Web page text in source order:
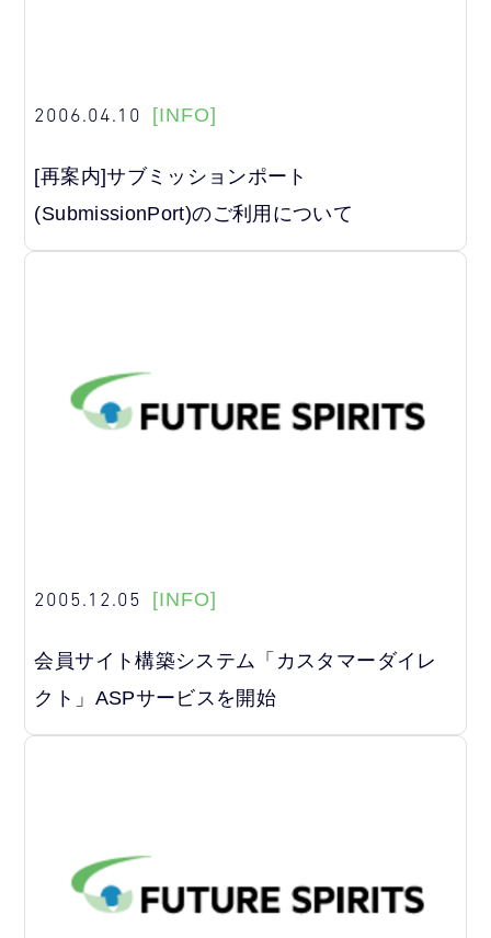
2006.04.10 [INFO]
[再案内]サブミッションポート
(SubmissionPort)のご利用について
2005.12.05 [INFO]
会員サイト構築システム「カスタマーダイレ
クト」ASPサービスを開始